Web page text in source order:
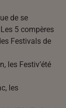
de se
5 compères
Festivals de
les Festiv’été
les